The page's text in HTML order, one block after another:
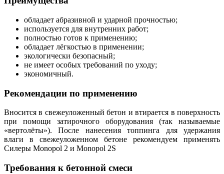
обладает абразивной и ударной прочностью;
используется для внутренних работ;
полностью готов к применению;
обладает лёгкостью в применении;
экологически безопасный;
не имеет особых требований по уходу;
экономичный.
Рекомендации по применению
Вносится в свежеуложенный бетон и втирается в поверхность
при помощи затирочного оборудования (так называемые
«вертолёты»). После нанесения топпинга для удержания
влаги в свежеуложенном бетоне рекомендуем применять
Силеры Monopol 2 и Monopol 2S
Требования к бетонной смеси